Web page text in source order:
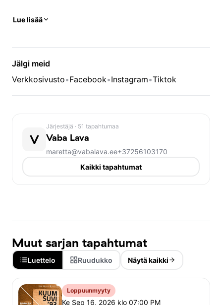
Lue lisää
Jälgi meid
Verkkosivusto•Facebook•Instagram•Tiktok
V
Järjestäjä · 51 tapahtumaa
Vaba Lava
maretta@vabalava.ee+37256103170
Kaikki tapahtumat
Muut sarjan tapahtumat
Luettelo Ruudukko Näytä kaikki
Loppuunmyyty
Ke Sep 16, 2026 klo 07:00 PM